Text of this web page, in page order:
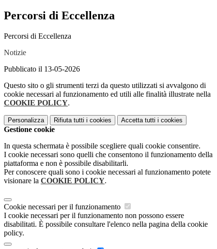
Percorsi di Eccellenza
Percorsi di Eccellenza
Notizie
Pubblicato il 13-05-2026
Questo sito o gli strumenti terzi da questo utilizzati si avvalgono di
cookie necessari al funzionamento ed utili alle finalità illustrate nella
COOKIE POLICY.
Personalizza Rifiuta tutti i cookies Accetta tutti i cookies
Gestione cookie
In questa schermata è possibile scegliere quali cookie consentire.
I cookie necessari sono quelli che consentono il funzionamento della
piattaforma e non è possibile disabilitarli.
Per conoscere quali sono i cookie necessari al funzionamento potete
visionare la COOKIE POLICY.
Cookie necessari per il funzionamento
I cookie necessari per il funzionamento non possono essere
disabilitati. È possibile consultare l'elenco nella pagina della cookie
policy.